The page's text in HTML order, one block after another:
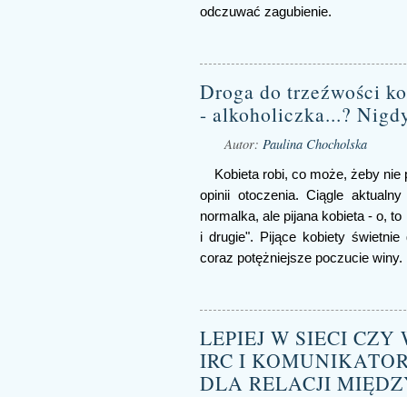
odczuwać zagubienie.
Droga do trzeźwości
- alkoholiczka...?
Autor: Paulina Chocholska
Kobieta robi, co może, żeby
opinii otoczenia. Ciągle
normalka, ale pijana kobieta - o,
i drugie". Pijące kobiety
coraz potężniejsze poczucie winy.
LEPIEJ W SIECI
IRC I
DLA RELACJI